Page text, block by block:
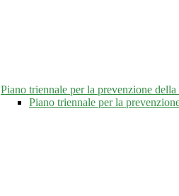
Piano triennale per la prevenzione
Piano triennale per la